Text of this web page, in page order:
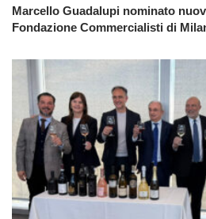
Marcello Guadalupi nominato
Fondazione Commercialisti di